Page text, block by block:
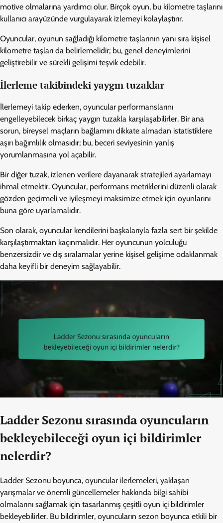
motive olmalarına yardımcı olur. Birçok oyun, bu kilometre taşlarını
kullanıcı arayüzünde vurgulayarak izlemeyi kolaylaştırır.
Oyuncular, oyunun sağladığı kilometre taşlarının yanı sıra kişisel
kilometre taşları da belirlemelidir; bu, genel deneyimlerini
geliştirebilir ve sürekli gelişimi teşvik edebilir.
İlerleme takibindeki yaygın tuzaklar
İlerlemeyi takip ederken, oyuncular performanslarını
engelleyebilecek birkaç yaygın tuzakla karşılaşabilirler. Bir ana
sorun, bireysel maçların bağlamını dikkate almadan istatistiklere
aşırı bağımlılık olmasıdır; bu, beceri seviyesinin yanlış
yorumlanmasına yol açabilir.
Bir diğer tuzak, izlenen verilere dayanarak stratejileri ayarlamayı
ihmal etmektir. Oyuncular, performans metriklerini düzenli olarak
gözden geçirmeli ve iyileşmeyi maksimize etmek için oyunlarını
buna göre uyarlamalıdır.
Son olarak, oyuncular kendilerini başkalarıyla fazla sert bir şekilde
karşılaştırmaktan kaçınmalıdır. Her oyuncunun yolculuğu
benzersizdir ve dış sıralamalar yerine kişisel gelişime odaklanmak
daha keyifli bir deneyim sağlayabilir.
Ladder Sezonu sırasında oyuncuların
bekleyebileceği oyun içi bildirimler
nelerdir?
Ladder Sezonu boyunca, oyuncular ilerlemeleri, yaklaşan
yarışmalar ve önemli güncellemeler hakkında bilgi sahibi
olmalarını sağlamak için tasarlanmış çeşitli oyun içi bildirimler
bekleyebilirler. Bu bildirimler, oyuncuların sezon boyunca etkili bir